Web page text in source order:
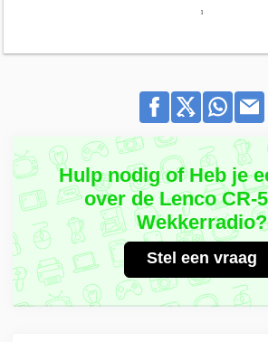
Hulp nodig of Heb je
over de Lenco CR-
Wekkerradio?
Stel een vraag